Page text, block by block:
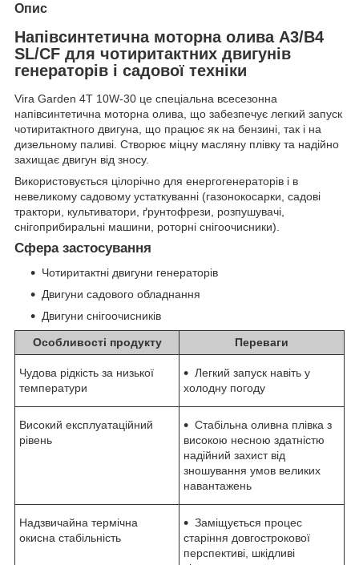
Опис
Напівсинтетична моторна олива A3/B4
SL/CF для чотиритактних двигунів
генераторів і садової техніки
Vira Garden 4T 10W-30 це спеціальна всесезонна
напівсинтетична моторна олива, що забезпечує легкий запуск
чотиритактного двигуна, що працює як на бензині, так і на
дизельному паливі. Створює міцну масляну плівку та надійно
захищає двигун від зносу.
Використовується цілорічно для енергогенераторів і в
невеликому садовому устаткуванні (газонокосарки, садові
трактори, культиватори, ґрунтофрези, розпушувачі,
снігоприбиральні машини, роторні снігоочисники).
Сфера застосування
Чотиритактні двигуни генераторів
Двигуни садового обладнання
Двигуни снігоочисників
Особливості продукту Переваги
Чудова рідкість за низької
температури
Легкий запуск навіть у
холодну погоду
Високий експлуатаційний
рівень
Стабільна оливна плівка з
високою несною здатністю
надійний захист від
зношування умов великих
навантажень
Надзвичайна термічна
окисна стабільність
Заміщується процес
старіння довгострокової
перспективі, шкідливі